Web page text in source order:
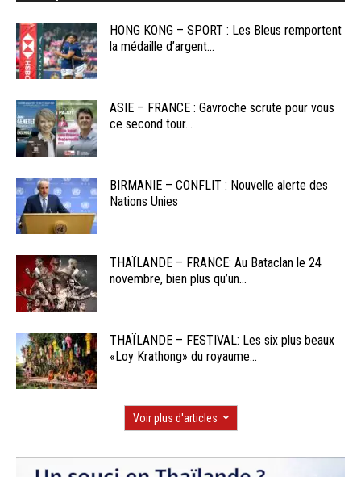
HONG KONG – SPORT : Les Bleus remportent
la médaille d’argent...
ASIE – FRANCE : Gavroche scrute pour vous
ce second tour...
BIRMANIE – CONFLIT : Nouvelle alerte des
Nations Unies
THAÏLANDE – FRANCE: Au Bataclan le 24
novembre, bien plus qu’un...
THAÏLANDE – FESTIVAL: Les six plus beaux
«Loy Krathong» du royaume...
Voir plus d'articles